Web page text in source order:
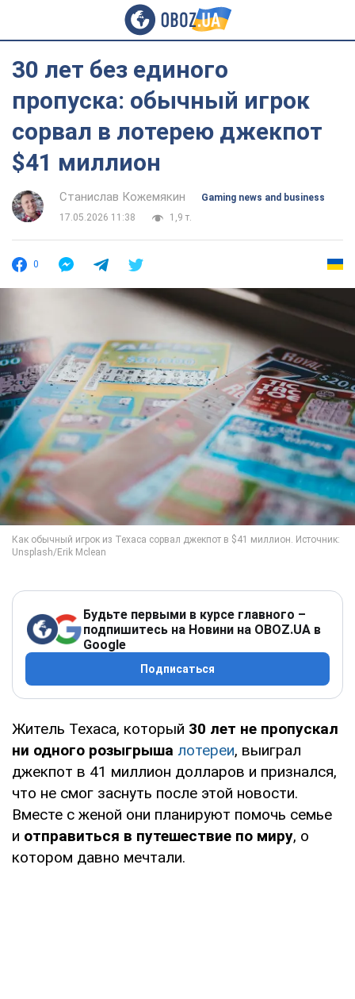
30 лет без единого
пропуска: обычный игрок
сорвал в лотерею джекпот
$41 миллион
Станислав Кожемякин
Gaming news and business
17.05.2026 11:38
1,9 т.
0
Будьте первыми в курсе главного –
подпишитесь на Новини на OBOZ.UA в
Google
Подписаться
Житель Техаса, который 30 лет не пропускал
ни одного розыгрыша лотереи, выиграл
джекпот в 41 миллион долларов и признался,
что не смог заснуть после этой новости.
Вместе с женой они планируют помочь семье
и отправиться в путешествие по миру, о
котором давно мечтали.